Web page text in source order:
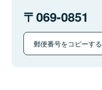
069-0851
郵便番号をコピーする